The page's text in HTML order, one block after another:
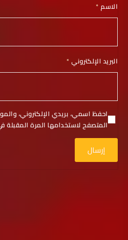
الاسم *
البريد الإلكتروني *
احفظ اسمي، بريدي الإلكتروني،
المتصفح لاستخدامها المرة المقبلة